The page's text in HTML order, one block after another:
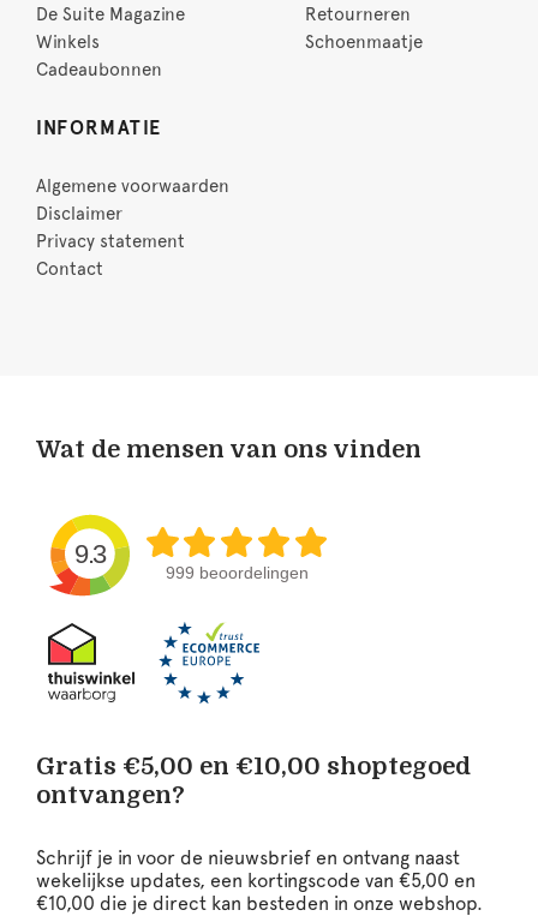
De Suite Magazine
Winkels
Cadeaubonnen
Retourneren
Schoenmaatje
INFORMATIE
Algemene voorwaarden
Disclaimer
Privacy statement
Contact
Wat de mensen van ons vinden
9.3
999 beoordelingen
Gratis €5,00 en €10,00 shoptegoed
ontvangen?
Schrijf je in voor de nieuwsbrief en ontvang naast
wekelijkse updates, een kortingscode van €5,00 en
€10,00 die je direct kan besteden in onze webshop.